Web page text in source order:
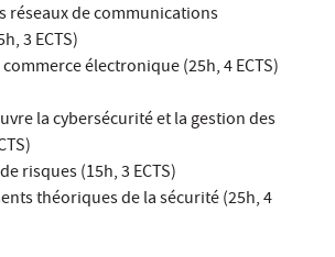
réseaux de communications
3 ECTS)
commerce électronique (25h, 4 ECTS)
la cybersécurité et la gestion des
risques (15h, 3 ECTS)
théoriques de la sécurité (25h, 4